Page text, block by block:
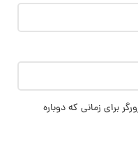
برای زمانی که دوباره